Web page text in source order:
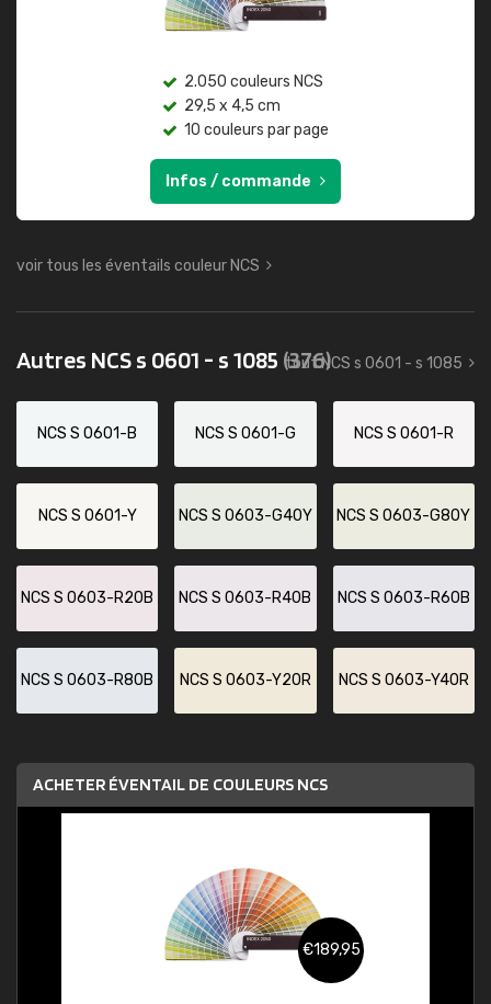
2.050 couleurs NCS
29,5 x 4,5 cm
10 couleurs par page
Infos / commande
voir tous les éventails couleur NCS
Autres NCS s 0601 - s 1085 (376)
tout NCS s 0601 - s 1085
NCS S 0601-B NCS S 0601-G NCS S 0601-R
NCS S 0601-Y NCS S 0603-G40Y NCS S 0603-G80Y
NCS S 0603-R20B NCS S 0603-R40B NCS S 0603-R60B
NCS S 0603-R80B NCS S 0603-Y20R NCS S 0603-Y40R
ACHETER ÉVENTAIL DE COULEURS NCS
€189,95